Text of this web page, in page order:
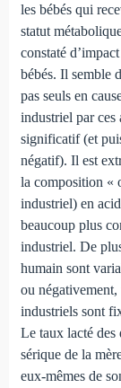
les bébés qui
statut
constaté
bébés. Il semble
pas seuls en
industriel par ces
significatif (et
négatif). Il est
la composition «
industriel) en
beaucoup plus
industriel. De
humain sont
ou négativement,
industriels sont
Le taux lacté des
sérique de la
eux-mêmes de